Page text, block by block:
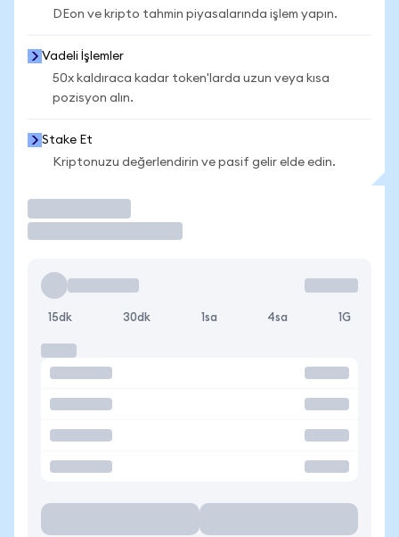
DEon ve kripto tahmin piyasalarında işlem yapın.
Vadeli İşlemler
50x kaldıraca kadar token'larda uzun veya kısa
pozisyon alın.
Stake Et
Kriptonuzu değerlendirin ve pasif gelir elde edin.
15dk 30dk 1sa 4sa 1G